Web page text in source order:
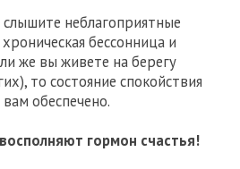
неблагоприятные
бессонница и
же вы живете на берегу
то состояние спокойствия
обеспечено.
гормон счастья!